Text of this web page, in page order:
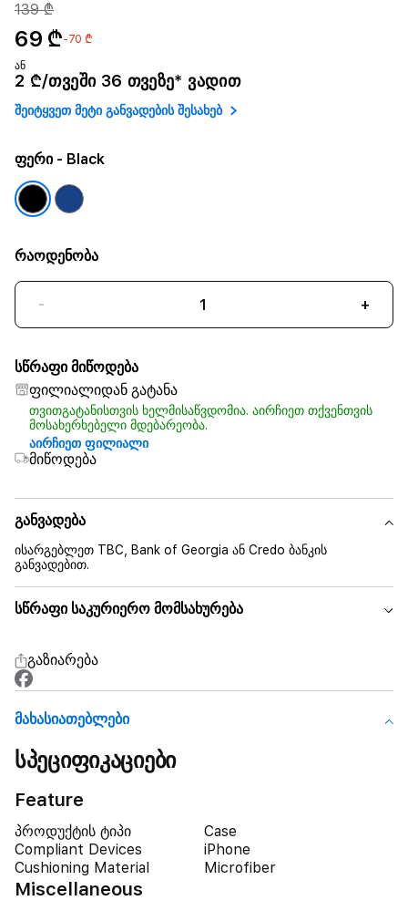
139 ₾
69 ₾-70 ₾
ან
2 ₾/თვეში 36 თვეზე* ვადით
შეიტყვეთ მეტი განვადების შესახებ
ფერი- Black
რაოდენობა
- +
სწრაფი მიწოდება
ფილიალიდან გატანა
თვითგატანისთვის ხელმისაწვდომია. აირჩიეთ თქვენთვის
მოსახერხებელი მდებარეობა.
აირჩიეთ ფილიალი
მიწოდება
განვადება
ისარგებლეთ TBC, Bank of Georgia ან Credo ბანკის
განვადებით.
სწრაფი საკურიერო მომსახურება
გაზიარება
Მახასიათებლები
სპეციფიკაციები
Feature
პროდუქტის ტიპი
Case
Compliant Devices
iPhone
Cushioning Material
Microfiber
Miscellaneous